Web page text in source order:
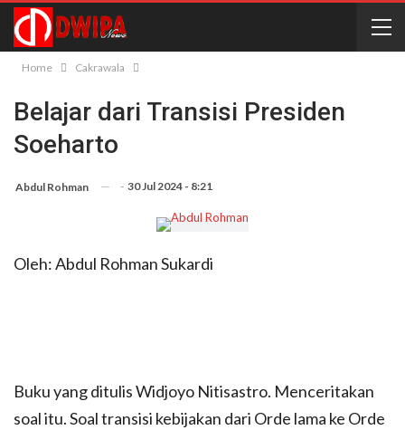
Home Cakrawala
Belajar dari Transisi Presiden
Soeharto
Abdul Rohman - 30 Jul 2024 - 8:21
Oleh: Abdul Rohman Sukardi
Buku yang ditulis Widjoyo Nitisastro. Menceritakan
soal itu. Soal transisi kebijakan dari Orde lama ke Orde